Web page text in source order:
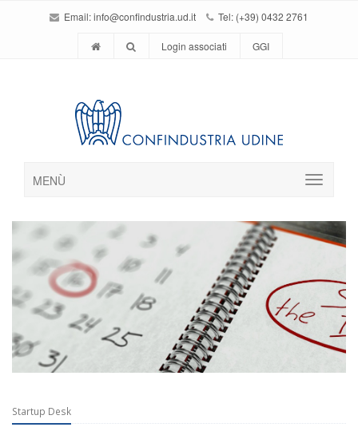
Email:info@confindustria.ud.it Tel: (+39) 0432 2761
Login associati GGI
MENÙ
Startup Desk